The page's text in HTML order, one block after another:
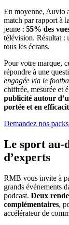
En moyenne, Auvio
match par rapport à
jeune : 55% des
télévision. Résultat :
tous les écrans.
Pour votre marque,
répondre à une
engagée via le
chiffrée, mesurée et
publicité autour
portée et en
Demandez nos
Le sport au-
d’experts
RMB vous invite à
grands événements
podcast. Deux
complémentaires,
accélérateur de